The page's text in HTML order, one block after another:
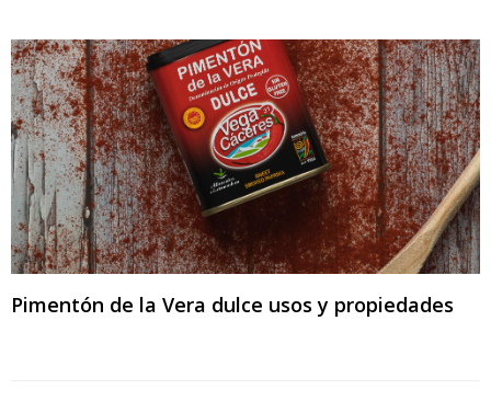
Pimentón de la Vera dulce usos y propiedades